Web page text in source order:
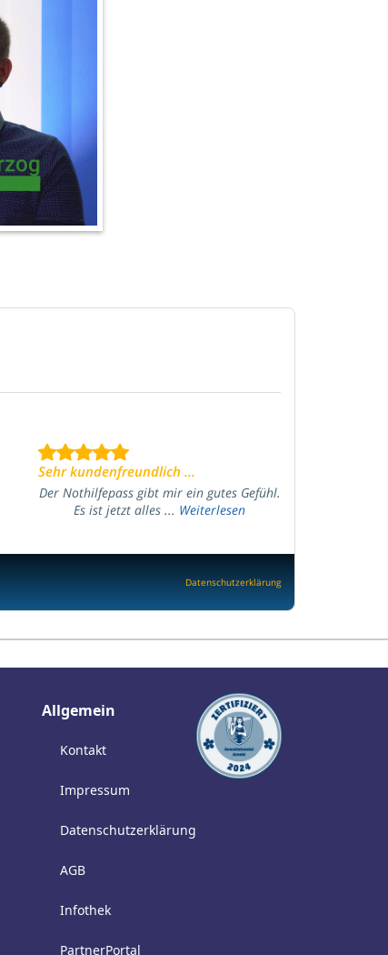
Sehr kundenfreundlich ...
Der Nothilfepass gibt mir ein gutes Gefühl.
Es ist jetzt alles ... Weiterlesen
Datenschutzerklärung
Allgemein
Kontakt
Impressum
Datenschutzerklärung
AGB
Infothek
PartnerPortal